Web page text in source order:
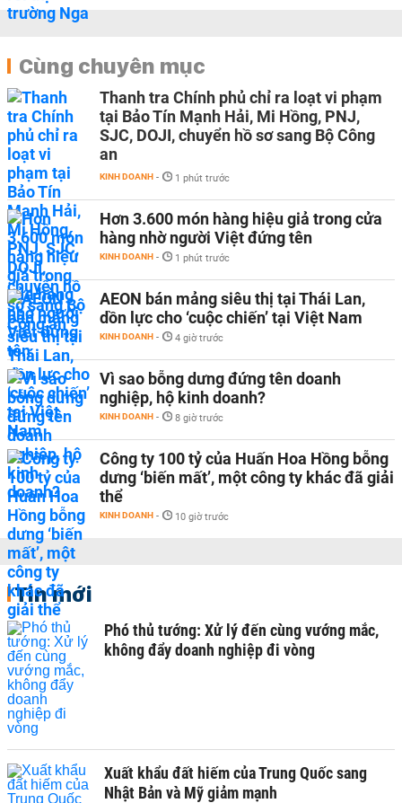
Cùng chuyên mục
Thanh tra Chính phủ chỉ ra loạt vi phạm
tại Bảo Tín Mạnh Hải, Mi Hồng, PNJ,
SJC, DOJI, chuyển hồ sơ sang Bộ Công
an
KINH DOANH - 1 phút trước
Hơn 3.600 món hàng hiệu giả trong cửa
hàng nhờ người Việt đứng tên
KINH DOANH - 1 phút trước
AEON bán mảng siêu thị tại Thái Lan,
dồn lực cho ‘cuộc chiến’ tại Việt Nam
KINH DOANH - 4 giờ trước
Vì sao bỗng dưng đứng tên doanh
nghiệp, hộ kinh doanh?
KINH DOANH - 8 giờ trước
Công ty 100 tỷ của Huấn Hoa Hồng bỗng
dưng ‘biến mất’, một công ty khác đã giải
thể
KINH DOANH - 10 giờ trước
Tin mới
Phó thủ tướng: Xử lý đến cùng vướng mắc,
không đẩy doanh nghiệp đi vòng
Xuất khẩu đất hiếm của Trung Quốc sang
Nhật Bản và Mỹ giảm mạnh